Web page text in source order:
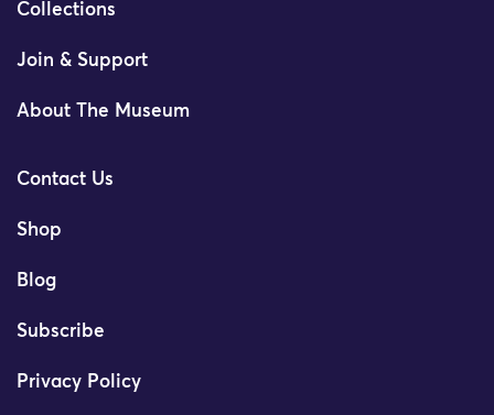
Collections
Join & Support
About The Museum
Contact Us
Shop
Blog
Subscribe
Privacy Policy